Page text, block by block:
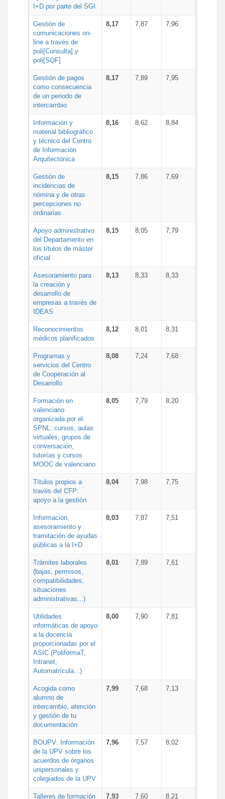
I+D por parte del SGI
Gestión de
comunicaciones on-
line a través de
poli[Consulta] y
poli[SQF]
8,17 7,87 7,96
Gestión de pagos
como consecuencia
de un periodo de
intercambio
8,17 7,89 7,95
Información y
material bibliográfico
y técnico del Centro
de Información
Arquitectónica
8,16 8,62 8,84
Gestión de
incidencias de
nómina y de otras
percepciones no
ordinarias
8,15 7,86 7,69
Apoyo administrativo
del Departamento en
los títulos de máster
oficial
8,15 8,05 7,79
Asesoramiento para
la creación y
desarrollo de
empresas a través de
IDEAS
8,13 8,33 8,33
Reconocimientos
médicos planificados
8,12 8,01 8,31
Programas y
servicios del Centro
de Cooperación al
Desarrollo
8,08 7,24 7,68
Formación en
valenciano
organizada por el
SPNL: cursos, aulas
virtuales, grupos de
conversación,
tutorías y cursos
MOOC de valenciano
8,05 7,79 8,20
Títulos propios a
través del CFP:
apoyo a la gestión
8,04 7,98 7,75
Información,
asesoramiento y
tramitación de ayudas
públicas a la I+D
8,03 7,87 7,51
Trámites laborales
(bajas, permisos,
compatibilidades,
situaciones
administrativas...)
8,01 7,89 7,61
Utilidades
informáticas de apoyo
a la docencia
proporcionadas por el
ASIC (PoliformaT,
Intranet,
Automatrícula...)
8,00 7,90 7,81
Acogida como
alumno de
intercambio, atención
y gestión de tu
documentación
7,99 7,68 7,13
BOUPV: Información
de la UPV sobre los
acuerdos de órganos
unipersonales y
colegiados de la UPV
7,96 7,57 8,02
Talleres de formación
7,93 7,60 8,21